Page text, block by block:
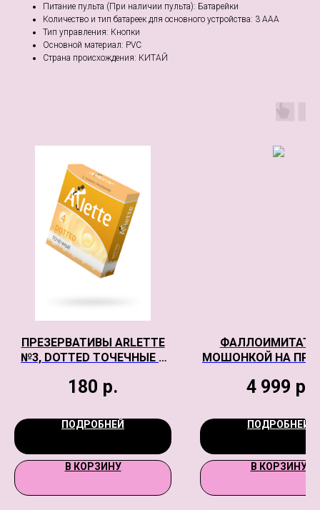
Питание пульта (При наличии пульта): Батарейки
Количество и тип батареек для основного устройства: 3 AAA
Тип управления: Кнопки
Основной материал: PVC
Страна происхождения: КИТАЙ
ПРЕЗЕРВАТИВЫ ARLETTE
№3, DOTTED ТОЧЕЧНЫЕ 3
180 р.
ПОДРОБНЕЙ
В КОРЗИНУ
МОШОНКОЙ НА
WITH BALLS
4 999 р.
ПОДРОБНЕЙ
В КОРЗИНУ